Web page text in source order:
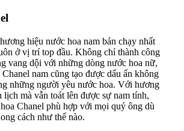
hiệu nước hoa nam bán chạy nhất
ở vị trí top đầu. Không chỉ thành công
vang dội với những dòng nước hoa nữ,
nam cũng tạo được dấu ấn không
những người yêu nước hoa. Với hương
lịch mà vẫn toát lên được sự nam tính,
Chanel phù hợp với mọi quý ông dù
cách như thế nào.